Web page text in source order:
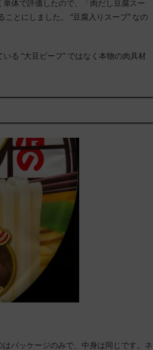
体で評価したので、「肉だし豆腐スー
とにしました。 “豆腐入りスープ” なの
る “大豆ビーフ” ではなく本物の肉具材
パッケージのみで、中身は同じです。ネ